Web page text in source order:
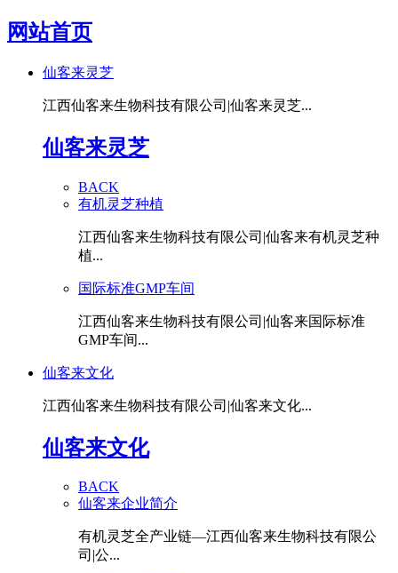
网站首页
仙客来灵芝
江西仙客来生物科技有限公司|仙客来灵芝...
仙客来灵芝
BACK
有机灵芝种植
江西仙客来生物科技有限公司|仙客来有机灵芝种
植...
国际标准GMP车间
江西仙客来生物科技有限公司|仙客来国际标准
GMP车间...
仙客来文化
江西仙客来生物科技有限公司|仙客来文化...
仙客来文化
BACK
仙客来企业简介
有机灵芝全产业链—江西仙客来生物科技有限公
司|公...